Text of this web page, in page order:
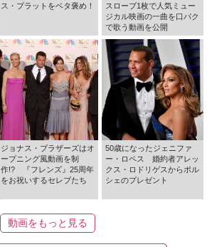
ス・プラットをベタ褒め！
スローブ1枚で人気ミュー
ジカル映画の一曲を口パク
で歌う動画を公開
ジョナス・ブラザーズはオ
ープニング風動画を制
作!? 『フレンズ』25周年
をお祝いするセレブたち
50歳になったジェニファ
ー・ロペス 婚約者アレッ
クス・ロドリゲスからポル
シェのプレゼント
動画をもっと見る